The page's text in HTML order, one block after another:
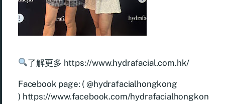
了解更多 https://www.hydrafacial.com.hk/
Facebook page: ( @hydrafacialhongkong
) https://www.facebook.com/hydrafacialhongkon